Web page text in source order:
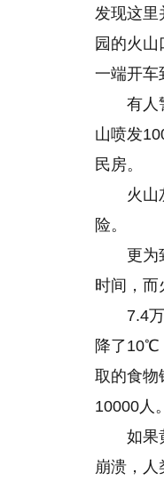
发现这里
园的火
一端开车
有人
山喷发
民房。
火山
险。
更为
时间，而
7.4
降了10℃
取的食物
10000人
如果
崩溃，人